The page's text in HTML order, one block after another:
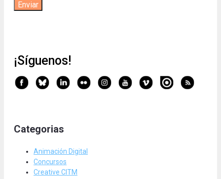
¡Síguenos!
Categorias
Animación Digital
Concursos
Creative CITM